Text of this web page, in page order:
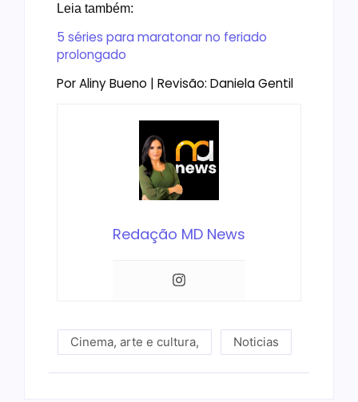
Leia também:
5 séries para maratonar no feriado
prolongado
Por Aliny Bueno | Revisão: Daniela Gentil
Redação MD News
Cinema, arte e cultura, Noticias